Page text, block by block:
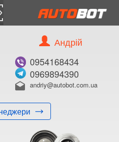
Андрій
0954168434
0969894390
drafts andriy@autobot.com.ua
КУПИТИ